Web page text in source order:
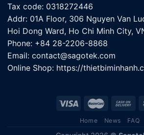
Tax code: 0318272446
Addr: 01A Floor, 306 Nguyen
Hoi Dong Ward, Ho Chi Minh City,
Phone: +84 28-2206-8868
Email: contact@sagotek.com
Online Shop: https://
Home News FAQ